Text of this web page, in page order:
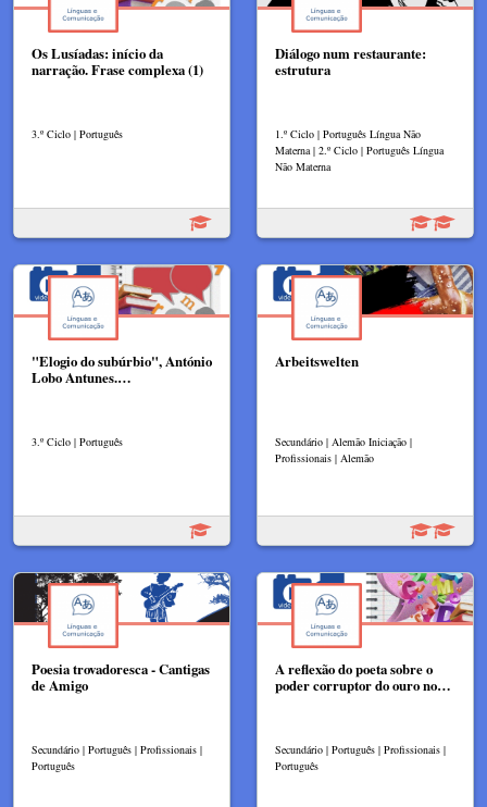
Os Lusíadas: início da
narração. Frase complexa (1)
3.º Ciclo | Português
Diálogo num restaurante:
estrutura
1.º Ciclo | Português Língua Não
Materna | 2.º Ciclo | Português Língua
Não Materna
"Elogio do subúrbio", António
Lobo Antunes.…
3.º Ciclo | Português
Arbeitswelten
Secundário | Alemão Iniciação |
Profissionais | Alemão
Poesia trovadoresca - Cantigas
de Amigo
Secundário | Português | Profissionais |
Português
A reflexão do poeta sobre o
poder corruptor do ouro no…
Secundário | Português | Profissionais |
Português